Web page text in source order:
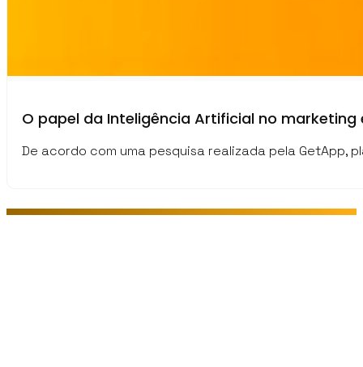
O papel da Inteligência Artificial no marketing
De acordo com uma pesquisa realizada pela